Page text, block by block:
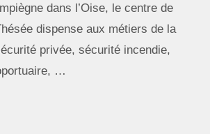
dans l’Oise, le centre de
dispense aux métiers de la
privée, sécurité incendie,
…